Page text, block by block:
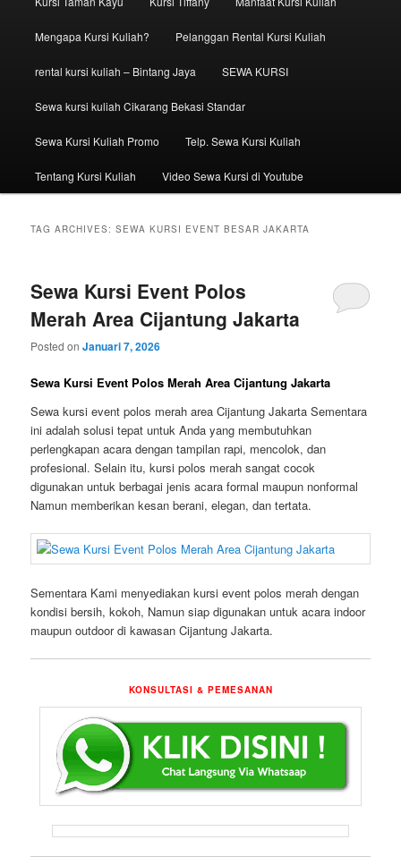
Mengapa Kursi Kuliah? Pelanggan Rental Kursi Kuliah
rental kursi kuliah – Bintang Jaya SEWA KURSI
Sewa kursi kuliah Cikarang Bekasi Standar
Sewa Kursi Kuliah Promo Telp. Sewa Kursi Kuliah
Tentang Kursi Kuliah Video Sewa Kursi di Youtube
TAG ARCHIVES:SEWA KURSI EVENT BESAR JAKARTA
Sewa Kursi Event Polos
Merah Area Cijantung Jakarta
Posted onJanuari 7, 2026
Sewa Kursi Event Polos Merah Area Cijantung Jakarta
Sewa kursi event polos merah area Cijantung Jakarta Sementara
ini adalah solusi tepat untuk Anda yang membutuhkan
perlengkapan acara dengan tampilan rapi, mencolok, dan
profesional. Selain itu, kursi polos merah sangat cocok
digunakan untuk berbagai jenis acara formal maupun nonformal
Namun memberikan kesan berani, elegan, dan tertata.
Sementara Kami menyediakan kursi event polos merah dengan
kondisi bersih, kokoh, Namun siap digunakan untuk acara indoor
maupun outdoor di kawasan Cijantung Jakarta.
KONSULTASI & PEMESANAN